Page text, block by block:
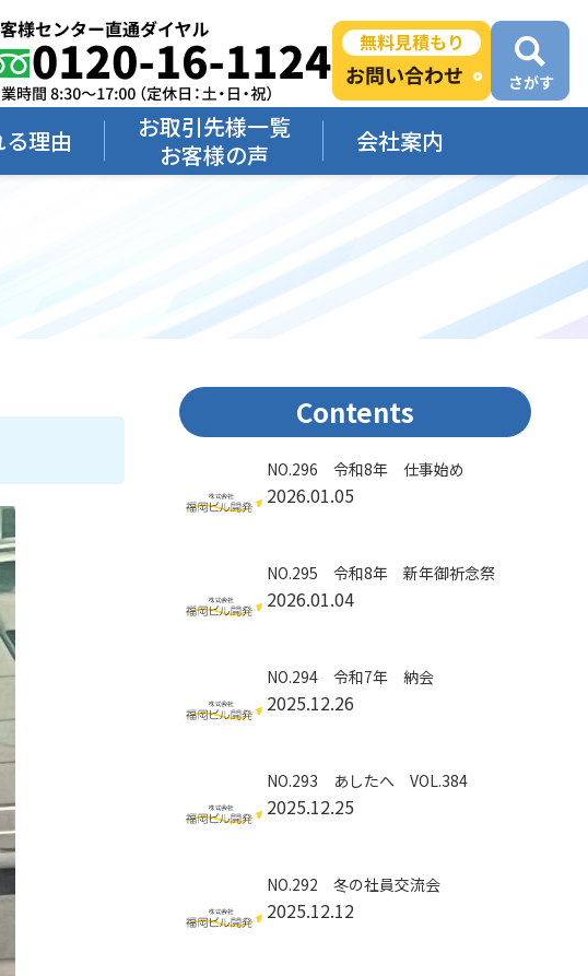
理由
お取引先様一覧
お客様の声
会社案内
Contents
NO.296 令和8年 仕事始め
2026.01.05
NO.295 令和8年 新年御祈念祭
2026.01.04
NO.294 令和7年 納会
2025.12.26
NO.293 あしたへ VOL.384
2025.12.25
NO.292 冬の社員交流会
2025.12.12